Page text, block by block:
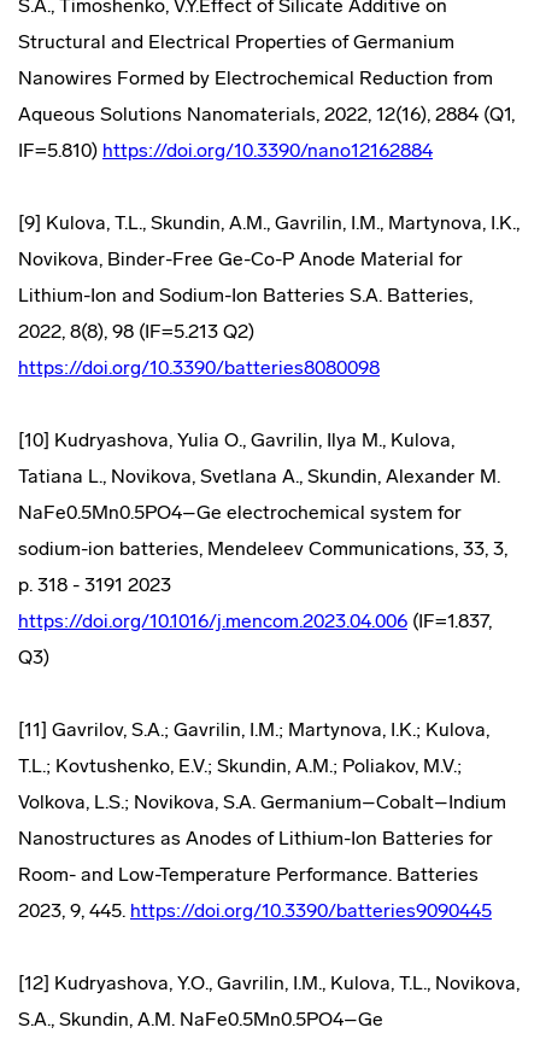
S.A., Timoshenko, V.Y.Effect of Silicate Additive on
Structural and Electrical Properties of Germanium
Nanowires Formed by Electrochemical Reduction from
Aqueous Solutions Nanomaterials, 2022, 12(16), 2884 (Q1,
IF=5.810) https://doi.org/10.3390/nano12162884
[9] Kulova, T.L., Skundin, A.M., Gavrilin, I.M., Martynova, I.K.,
Novikova, Binder-Free Ge-Co-P Anode Material for
Lithium-Ion and Sodium-Ion Batteries S.A. Batteries,
2022, 8(8), 98 (IF=5.213 Q2)
https://doi.org/10.3390/batteries8080098
[10] Kudryashova, Yulia O., Gavrilin, Ilya M., Kulova,
Tatiana L., Novikova, Svetlana A., Skundin, Alexander M.
NaFe0.5Mn0.5PO4–Ge electrochemical system for
sodium-ion batteries, Mendeleev Communications, 33, 3,
p. 318 - 3191 2023
https://doi.org/10.1016/j.mencom.2023.04.006 (IF=1.837,
Q3)
[11] Gavrilov, S.A.; Gavrilin, I.M.; Martynova, I.K.; Kulova,
T.L.; Kovtushenko, E.V.; Skundin, A.M.; Poliakov, M.V.;
Volkova, L.S.; Novikova, S.A. Germanium–Cobalt–Indium
Nanostructures as Anodes of Lithium-Ion Batteries for
Room- and Low-Temperature Performance. Batteries
2023, 9, 445. https://doi.org/10.3390/batteries9090445
[12] Kudryashova, Y.O., Gavrilin, I.M., Kulova, T.L., Novikova,
S.A., Skundin, A.M. NaFe0.5Mn0.5PO4–Ge